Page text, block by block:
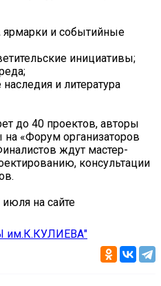
ярмарки и событийные
инициативы;
и литература
до 40 проектов, авторы
«Форум организаторов
ждут мастер-
консультации
на сайте